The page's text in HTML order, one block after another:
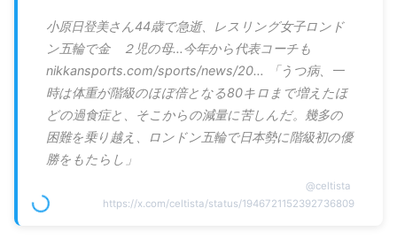
小原日登美さん44歳で急逝、レスリング女子ロンド
ン五輪で金 ２児の母…今年から代表コーチも
nikkansports.com/sports/news/20… 「うつ病、一
時は体重が階級のほぼ倍となる80キロまで増えたほ
どの過食症と、そこからの減量に苦しんだ。幾多の
困難を乗り越え、ロンドン五輪で日本勢に階級初の優
勝をもたらし」
@celtista
https://x.com/celtista/status/1946721152392736809